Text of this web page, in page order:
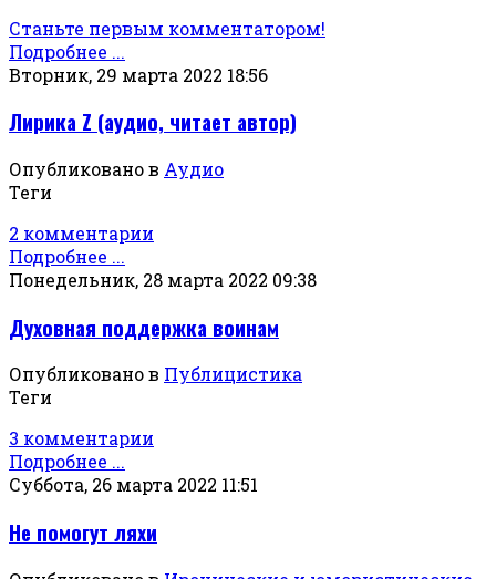
Станьте первым комментатором!
Подробнее ...
Вторник, 29 марта 2022 18:56
Лирика Z (аудио, читает автор)
Опубликовано в Аудио
Теги
2 комментарии
Подробнее ...
Понедельник, 28 марта 2022 09:38
Духовная поддержка воинам
Опубликовано в Публицистика
Теги
3 комментарии
Подробнее ...
Суббота, 26 марта 2022 11:51
Не помогут ляхи